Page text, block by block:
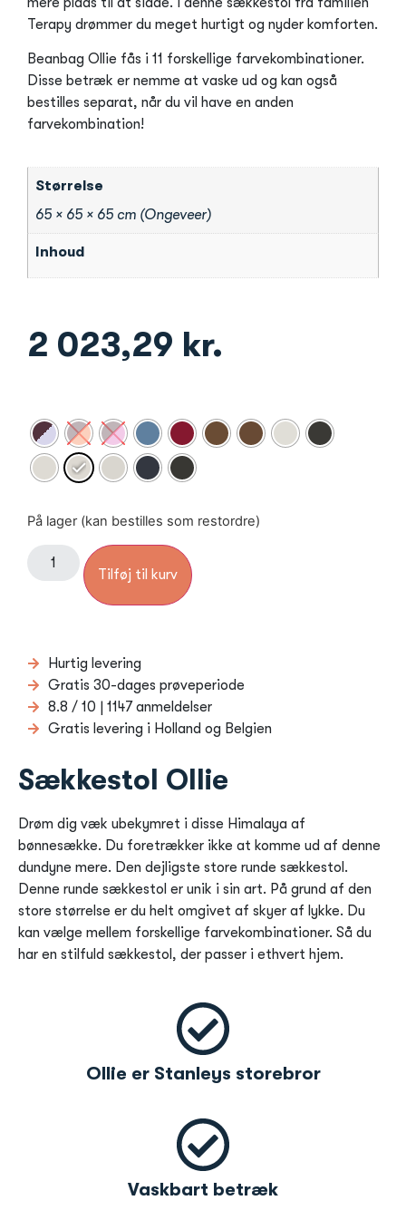
Terapy drømmer du meget hurtigt og nyder komforten.
Beanbag Ollie fås i 11 forskellige farvekombinationer.
Disse betræk er nemme at vaske ud og kan også
bestilles separat, når du vil have en anden
farvekombination!
Størrelse
65 × 65 × 65 cm (Ongeveer)
Inhoud
2 023,29 kr.
På lager (kan bestilles som restordre)
Tilføj til kurv
Hurtig levering
Gratis 30-dages prøveperiode
8.8 / 10 | 1147 anmeldelser
Gratis levering i Holland og Belgien
Sækkestol Ollie
Drøm dig væk ubekymret i disse Himalaya af
bønnesække. Du foretrækker ikke at komme ud af denne
dundyne mere. Den dejligste store runde sækkestol.
Denne runde sækkestol er unik i sin art. På grund af den
store størrelse er du helt omgivet af skyer af lykke. Du
kan vælge mellem forskellige farvekombinationer. Så du
har en stilfuld sækkestol, der passer i ethvert hjem.
Ollie er Stanleys storebror
Vaskbart betræk